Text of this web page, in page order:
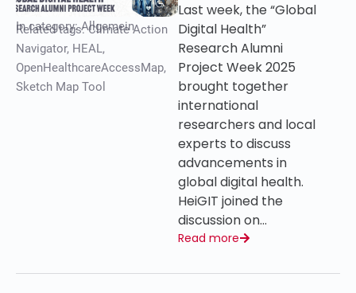
In category:Allgemein
Related tags:Climate Action
Navigator, HEAL,
OpenHealthcareAccessMap,
Sketch Map Tool
Last week, the “Global
Digital Health”
Research Alumni
Project Week 2025
brought together
international
researchers and local
experts to discuss
advancements in
global digital health.
HeiGIT joined the
discussion on…
Read more